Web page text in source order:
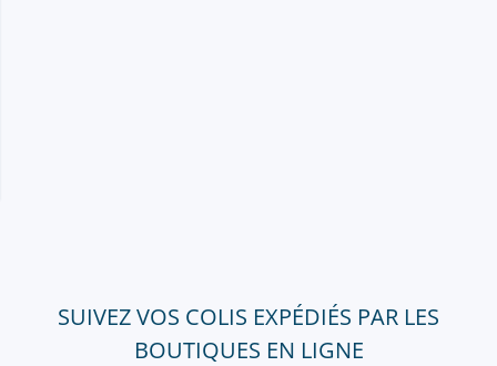
SUIVEZ VOS COLIS EXPÉDIÉS PAR LES
BOUTIQUES EN LIGNE